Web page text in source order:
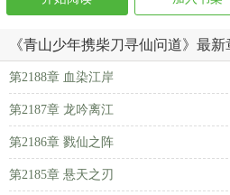
《青山少年携柴刀寻仙问道》最新
第2188章 血染江岸
第2187章 龙吟离江
第2186章 戮仙之阵
第2185章 悬天之刃